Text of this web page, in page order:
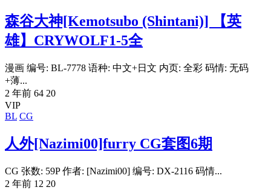
森谷大神[Kemotsubo (Shintani)] 【英
雄】CRYWOLF1-5全
漫画 编号: BL-7778 语种: 中文+日文 内页: 全彩 码情: 无码
+薄...
2 年前 64 20
VIP
BL CG
人外[Nazimi00]furry CG套图6期
CG 张数: 59P 作者: [Nazimi00] 编号: DX-2116 码情...
2 年前 12 20